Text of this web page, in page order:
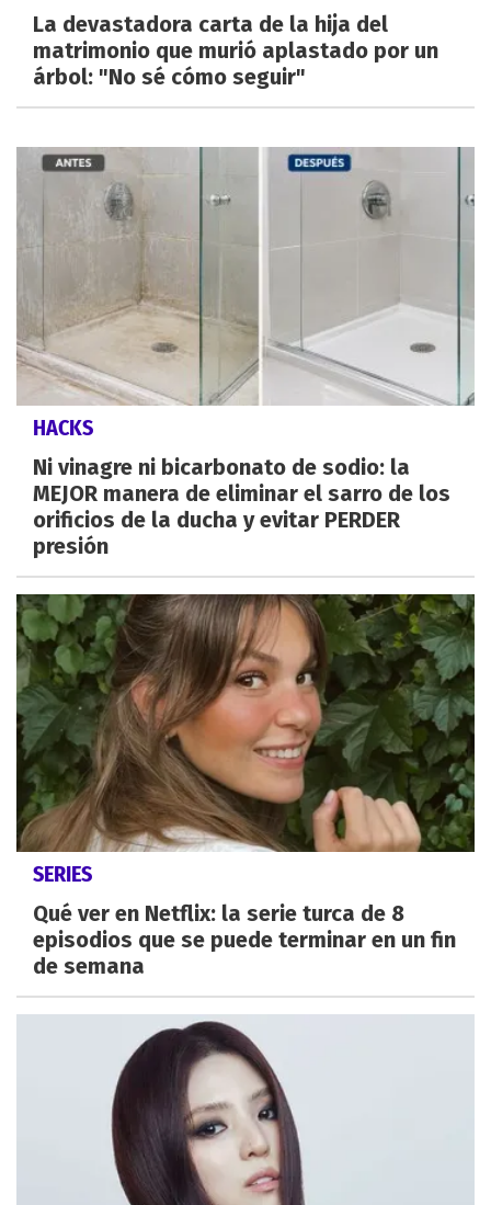
La devastadora carta de la hija del
matrimonio que murió aplastado por un
árbol: "No sé cómo seguir"
HACKS
Ni vinagre ni bicarbonato de sodio: la
MEJOR manera de eliminar el sarro de los
orificios de la ducha y evitar PERDER
presión
SERIES
Qué ver en Netflix: la serie turca de 8
episodios que se puede terminar en un fin
de semana